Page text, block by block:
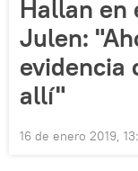
Hallan en
Julen:
evidencia
allí"
16 de enero 2019,